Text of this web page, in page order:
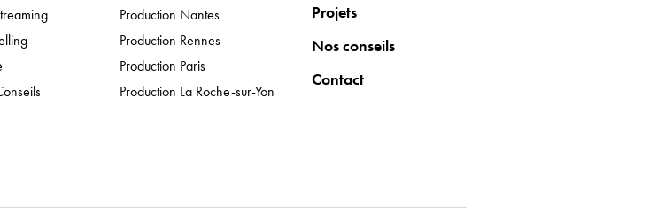
Production Nantes
Production Rennes
Production Paris
Production La Roche-sur-Yon
Projets
Nos conseils
Contact